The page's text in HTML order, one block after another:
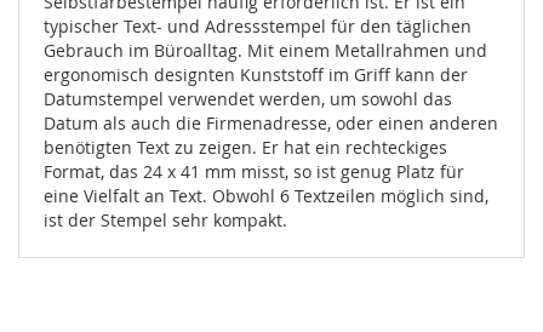
typischer Text- und Adressstempel für den täglichen
Gebrauch im Büroalltag. Mit einem Metallrahmen und
ergonomisch designten Kunststoff im Griff kann der
Datumstempel verwendet werden, um sowohl das
Datum als auch die Firmenadresse, oder einen anderen
benötigten Text zu zeigen. Er hat ein rechteckiges
Format, das 24 x 41 mm misst, so ist genug Platz für
eine Vielfalt an Text. Obwohl 6 Textzeilen möglich sind,
ist der Stempel sehr kompakt.